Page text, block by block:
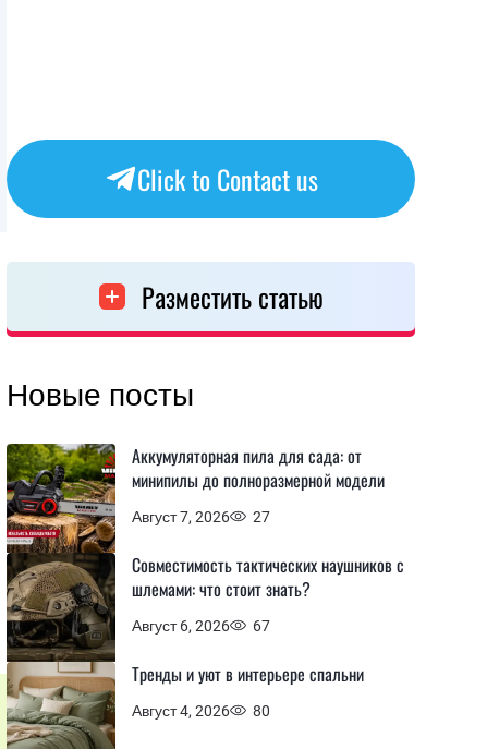
Click to Contact us
Разместить статью
Новые посты
Август 7, 2026 27
Аккумуляторная пила для сада: от
минипилы до полноразмерной модели
Август 6, 2026 67
Совместимость тактических наушников с
шлемами: что стоит знать?
Август 4, 2026 80
Тренды и уют в интерьере спальни